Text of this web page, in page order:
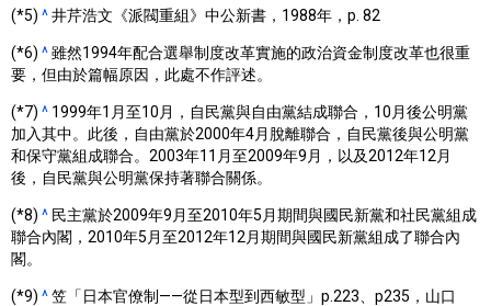
(*5) ^井芹浩文《派閥重組》中公新書，1988年，p. 82
(*6) ^雖然1994年配合選舉制度改革實施的政治資金制度改革也很重
要，但由於篇幅原因，此處不作評述。
(*7) ^1999年1月至10月，自民黨與自由黨結成聯合，10月後公明黨
加入其中。此後，自由黨於2000年4月脫離聯合，自民黨後與公明黨
和保守黨組成聯合。2003年11月至2009年9月，以及2012年12月
後，自民黨與公明黨保持著聯合關係。
(*8) ^民主黨於2009年9月至2010年5月期間與國民新黨和社民黨組成
聯合內閣，2010年5月至2012年12月期間與國民新黨組成了聯合內
閣。
(*9) ^笠「日本官僚制——從日本型到西敏型」p.223、p235，山口